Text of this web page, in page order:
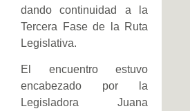
dando continuidad a la
Tercera Fase de la Ruta
Legislativa.
El encuentro estuvo
encabezado por la
Legisladora Juana